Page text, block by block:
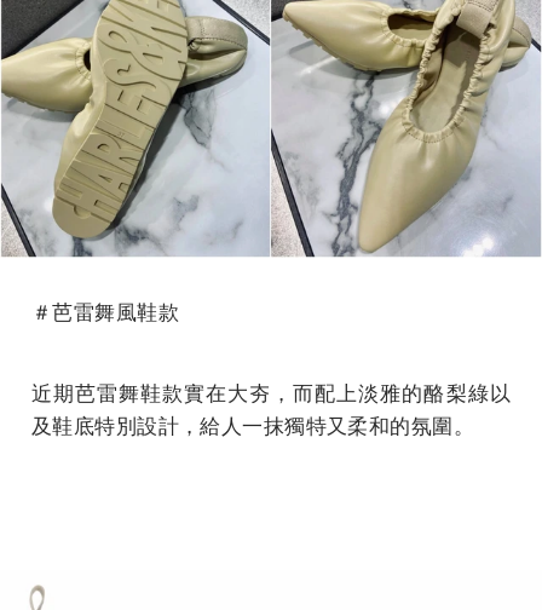
＃芭雷舞風鞋款
近期芭雷舞鞋款實在大夯，而配上淡雅的酪梨綠以
及鞋底特別設計，給人一抹獨特又柔和的氛圍。